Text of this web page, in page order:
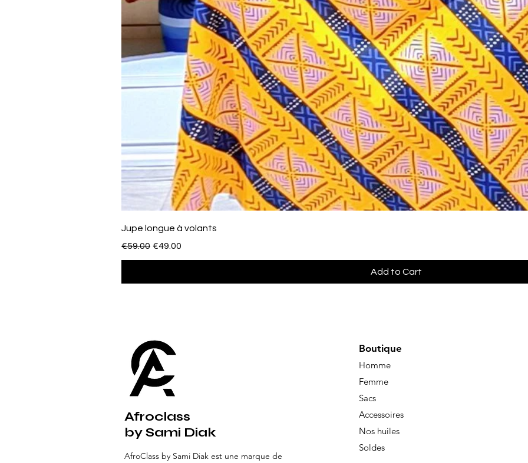
Jupe longue à volants
Regular Price
€59.00 Sale Price
€49.00
Add to Cart
Afroclass
by Sami Diak
AfroClass by Sami Diak est une marque de
Boutique
Homme
Femme
Sacs
Accessoires
Nos huiles
Soldes